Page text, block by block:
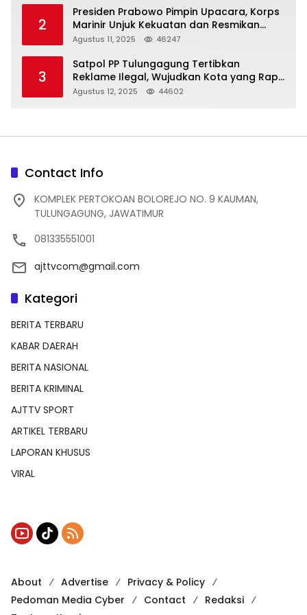
2
Presiden Prabowo Pimpin Upacara, Korps
Marinir Unjuk Kekuatan dan Resmikan
Struktur Baru
Agustus 11, 2025 46247
3
Satpol PP Tulungagung Tertibkan
Reklame Ilegal, Wujudkan Kota yang Rapi
dan Indah
Agustus 12, 2025 44602
Contact Info
KOMPLEK PERTOKOAN BOLOREJO NO. 9 KAUMAN,
TULUNGAGUNG, JAWATIMUR
081335551001
ajttvcom@gmail.com
Kategori
BERITA TERBARU
KABAR DAERAH
BERITA NASIONAL
BERITA KRIMINAL
AJTTV SPORT
ARTIKEL TERBARU
LAPORAN KHUSUS
VIRAL
About Advertise
Privacy & Policy
Pedoman Media Cyber
Contact
Redaksi